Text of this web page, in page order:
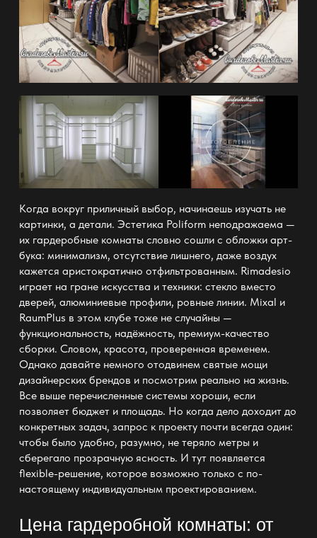
Когда вокруг приличный выбор, начинаешь изучать не
картинки, а детали. Эстетика Poliform неподражаема —
их гардеробные комнаты словно сошли с обложки арт-
бука: минимализм, отсутствие лишнего, даже воздух
кажется аристократично отфильтрованным. Rimadesio
играет на гране искусства и техники: стекло вместо
дверей, алюминиевые профили, ровные линии. Mixal и
RaumPlus в этом клубе тоже не случайны —
функциональность, надёжность, премиум-качество
сборки. Словом, красота, проверенная временем.
Однако давайте немного отодвинем святые мощи
дизайнерских брендов и посмотрим реально на жизнь.
Все выше перечисленные системы хороши, если
позволяет бюджет и площадь. Но когда дело доходит до
конкретных задач, запрос к проекту почти всегда один:
чтобы было удобно, разумно, не теряло метры и
сберегало прозрачную ясность. И тут появляется
flexible-решение, которое возможно только с по-
настоящему индивидуальным проектированием.
Цена гардеробной комнаты: от